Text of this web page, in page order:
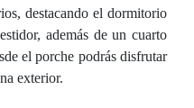
destacando el dormitorio
además de un cuarto
el porche podrás disfrutar
exterior.